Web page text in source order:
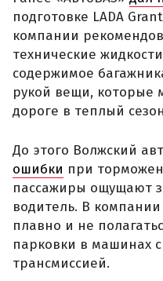
подготовке LADA
компании
технические
содержимое
рукой вещи, которые
дороге в теплый
До этого Волжский
ошибки при
пассажиры ощущают
водитель. В
плавно и не
парковки в машинах
трансмиссией.